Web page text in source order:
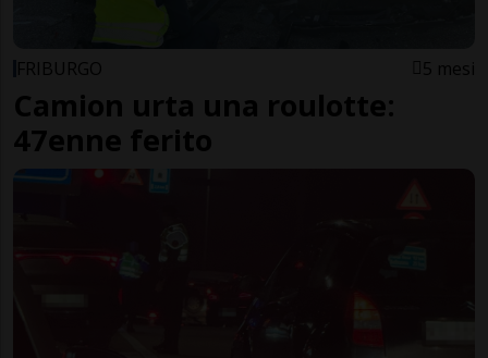
FRIBURGO 5 mesi
Camion urta una roulotte:
47enne ferito